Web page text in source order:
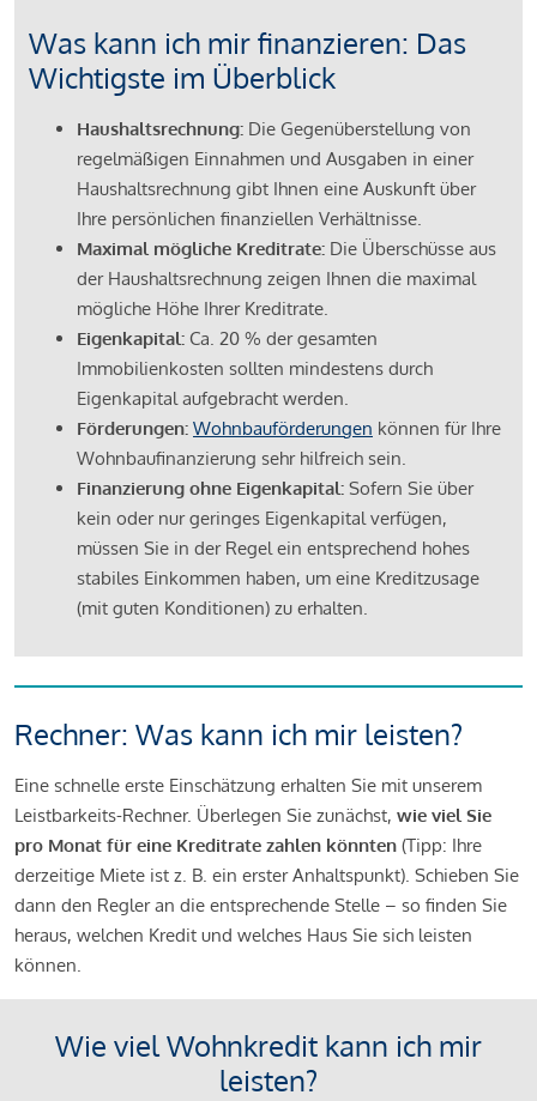
Was kann ich mir finanzieren: Das
Wichtigste im Überblick
Haushaltsrechnung: Die Gegenüberstellung von
regelmäßigen Einnahmen und Ausgaben in einer
Haushaltsrechnung gibt Ihnen eine Auskunft über
Ihre persönlichen finanziellen Verhältnisse.
Maximal mögliche Kreditrate: Die Überschüsse aus
der Haushaltsrechnung zeigen Ihnen die maximal
mögliche Höhe Ihrer Kreditrate.
Eigenkapital: Ca. 20 % der gesamten
Immobilienkosten sollten mindestens durch
Eigenkapital aufgebracht werden.
Förderungen: Wohnbauförderungen können für Ihre
Wohnbaufinanzierung sehr hilfreich sein.
Finanzierung ohne Eigenkapital: Sofern Sie über
kein oder nur geringes Eigenkapital verfügen,
müssen Sie in der Regel ein entsprechend hohes
stabiles Einkommen haben, um eine Kreditzusage
(mit guten Konditionen) zu erhalten.
Rechner: Was kann ich mir leisten?
Eine schnelle erste Einschätzung erhalten Sie mit unserem
Leistbarkeits-Rechner. Überlegen Sie zunächst, wie viel Sie
pro Monat für eine Kreditrate zahlen könnten (Tipp: Ihre
derzeitige Miete ist z. B. ein erster Anhaltspunkt). Schieben Sie
dann den Regler an die entsprechende Stelle – so finden Sie
heraus, welchen Kredit und welches Haus Sie sich leisten
können.
Wie viel Wohnkredit kann ich mir
leisten?